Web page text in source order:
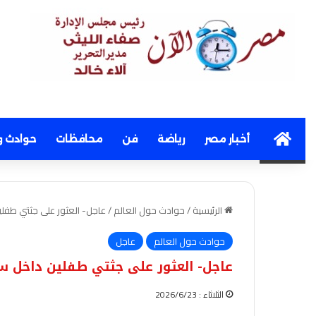
Homeأخبار مصر رياضة فن محافظات حوادث
الرئيسية/حوادث حول العالم/عاجل- العثور على جثتي
حوادث حول العالم
عاجل
عاجل- العثور على جثتي طفلين
الثلاثاء : 2026/6/23